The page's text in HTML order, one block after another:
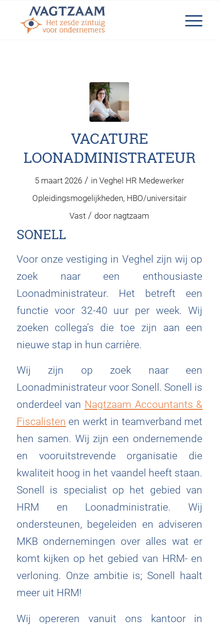
VACATURE
LOONADMINISTRATEUR
5 maart 2026 / in Veghel HR Medewerker
Opleidingsmogelijkheden, HBO/universitair
Vast / door nagtzaam
SONELL
Voor onze vestiging in Veghel zijn wij op
zoek naar een enthousiaste
Loonadministrateur. Het betreft een
functie voor 32-40 uur per week. Wij
zoeken collega’s die toe zijn aan een
nieuwe stap in hun carrière.
Wij zijn op zoek naar een
Loonadministrateur voor Sonell. Sonell is
onderdeel van Nagtzaam Accountants &
Fiscalisten en werkt in teamverband met
hen samen. Wij zijn een ondernemende
en vooruitstrevende organisatie die
kwaliteit hoog in het vaandel heeft staan.
Sonell is specialist op het gebied van
HRM en Loonadministratie. Wij
ondersteunen, begeleiden en adviseren
MKB ondernemingen over alles wat er
komt kijken op het gebied van HRM- en
verloning. Onze ambitie is; Sonell haalt
meer uit HRM!
Wij opereren vanuit ons kantoor in